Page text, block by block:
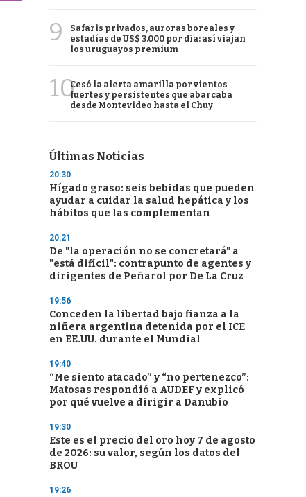
9
Safaris privados, auroras boreales y
estadías de US$ 3.000 por día: así viajan
los uruguayos premium
10Cesó la alerta amarilla por vientos
fuertes y persistentes que abarcaba
desde Montevideo hasta el Chuy
Últimas Noticias
20:30
Hígado graso: seis bebidas que pueden
ayudar a cuidar la salud hepática y los
hábitos que las complementan
20:21
De "la operación no se concretará" a
"está difícil": contrapunto de agentes y
dirigentes de Peñarol por De La Cruz
19:56
Conceden la libertad bajo fianza a la
niñera argentina detenida por el ICE
en EE.UU. durante el Mundial
19:40
“Me siento atacado” y “no pertenezco”:
Matosas respondió a AUDEF y explicó
por qué vuelve a dirigir a Danubio
19:30
Este es el precio del oro hoy 7 de agosto
de 2026: su valor, según los datos del
BROU
19:26